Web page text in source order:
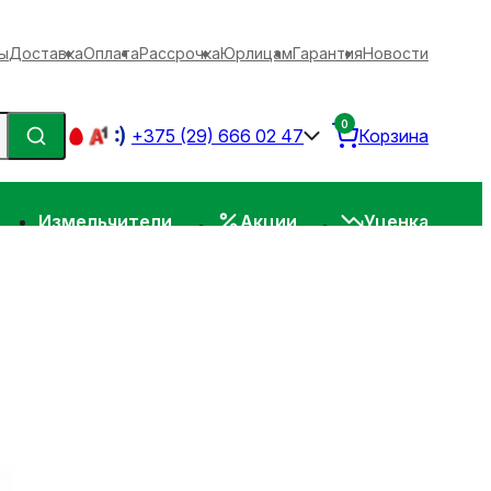
ДоставкаОплатаРассрочкаЮрлицамГарантияНовости
+375 (29) 666 02 47 Корзина
0
Измельчители Акции Уценка